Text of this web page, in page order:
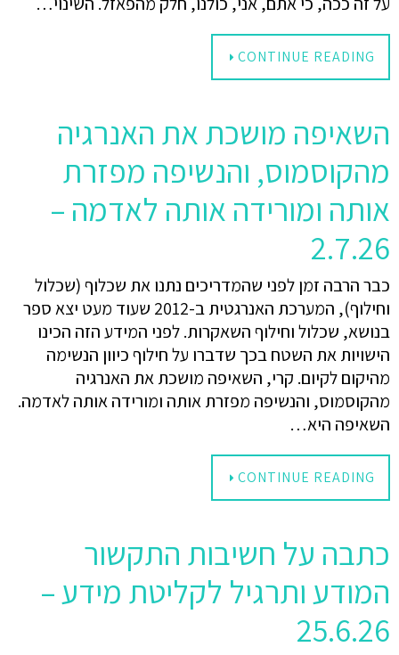
CONTINUE READING
השאיפה מושכת את האנרגיה
מהקוסמוס, והנשיפה מפזרת
אותה ומורידה אותה לאדמה –
2.7.26
כבר הרבה זמן לפני שהמדריכים נתנו את שכלוף (שכלול
וחילוף), המערכת האנרגטית ב-2012 שעוד מעט יצא ספר
בנושא, שכלול וחילוף השאקרות. לפני המידע הזה הכינו
הישויות את השטח בכך שדברו על חילוף כיוון הנשימה
מהיקום לקיום. קרי, השאיפה מושכת את האנרגיה
מהקוסמוס, והנשיפה מפזרת אותה ומורידה אותה לאדמה.
השאיפה היא…
CONTINUE READING
כתבה על חשיבות התקשור
המודע ותרגיל לקליטת מידע –
25.6.26